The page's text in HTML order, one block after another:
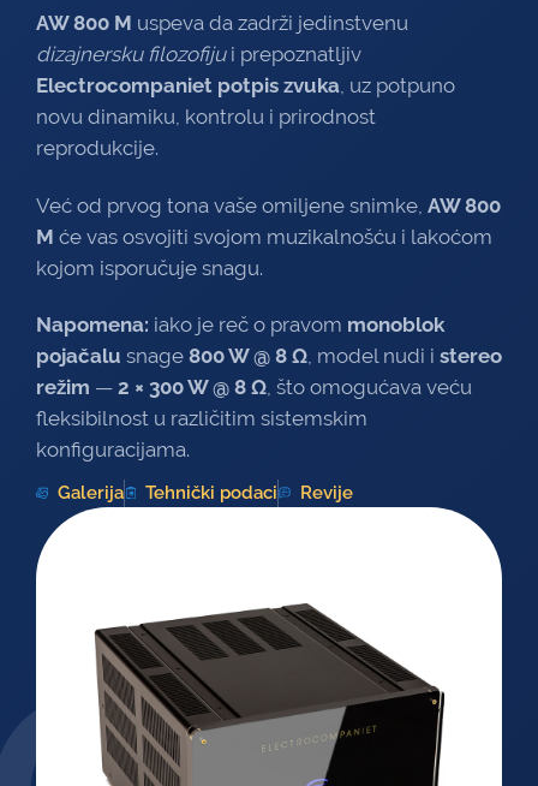
AW 800 M uspeva da zadrži jedinstvenu
dizajnersku filozofijui prepoznatljiv
Electrocompaniet potpis zvuka, uz potpuno
novu dinamiku, kontrolu i prirodnost
reprodukcije.
Već od prvog tona vaše omiljene snimke, AW 800
M će vas osvojiti svojom muzikalnošću i lakoćom
kojom isporučuje snagu.
Napomena: iako je reč o pravom monoblok
pojačalu snage 800 W @ 8 Ω , model nudi i stereo
režim — 2 × 300 W @ 8 Ω , što omogućava veću
fleksibilnost u različitim sistemskim
konfiguracijama.
Galerija Tehnički podaci Revije